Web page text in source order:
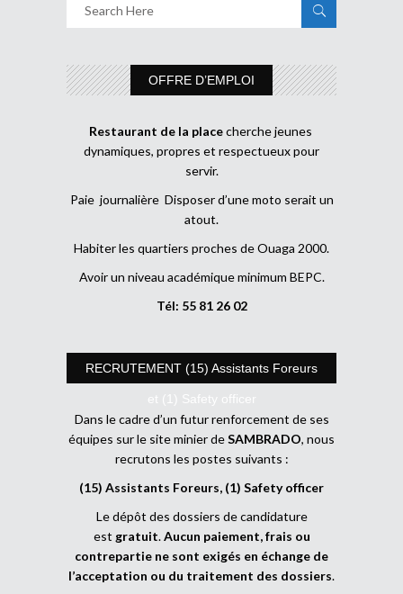
OFFRE D’EMPLOI
Restaurant de la placecherche jeunes
dynamiques, propres et respectueux pour
servir.
Paie journalière Disposer d’une moto serait un
atout.
Habiter les quartiers proches de Ouaga 2000.
Avoir un niveau académique minimum BEPC.
Tél: 55 81 26 02
RECRUTEMENT (15) Assistants Foreurs
et (1) Safety officer
Dans le cadre d’un futur renforcement de ses
équipes sur le site minier deSAMBRADO, nous
recrutons les postes suivants :
(15) Assistants Foreurs, (1) Safety officer
Le dépôt des dossiers de candidature
est gratuit.Aucun paiement, frais ou
contrepartie ne sont exigés en échange de
l’acceptation ou du traitement des dossiers.